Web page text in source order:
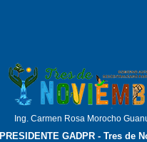
Ing. Carmen Rosa Morocho
PRESIDENTE GADPR - Tres de